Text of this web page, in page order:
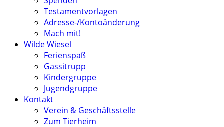
Testamentvorlagen
Adresse-/Kontoänderung
Mach mit!
Wilde Wiesel
Ferienspaß
Gassitrupp
Kindergruppe
Jugendgruppe
Kontakt
Verein & Geschäftsstelle
Zum Tierheim